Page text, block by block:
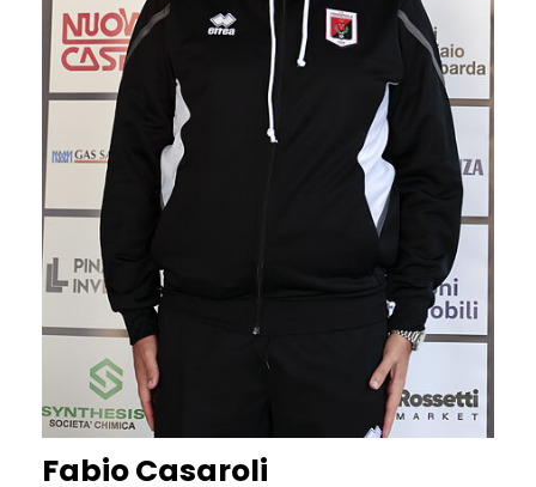
Fabio Casaroli